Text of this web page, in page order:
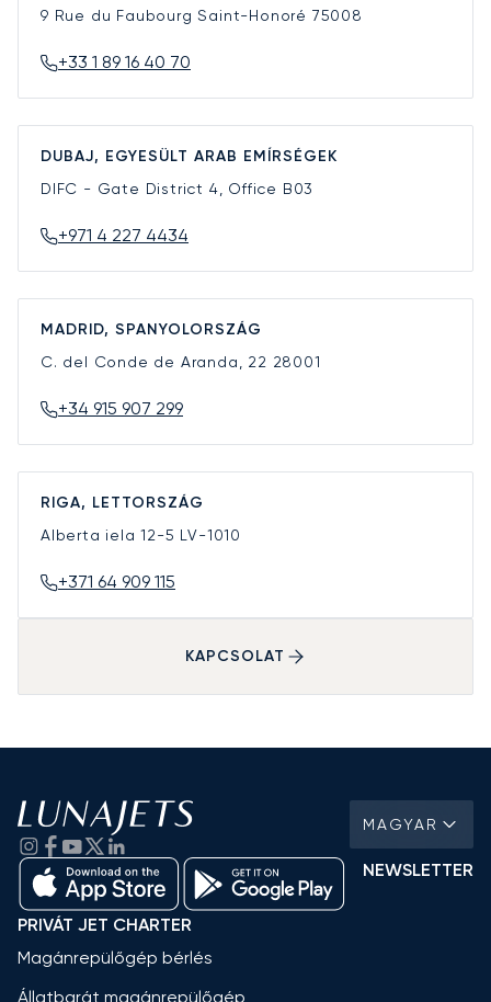
9 Rue du Faubourg Saint-Honoré 75008
+33 1 89 16 40 70
DUBAJ, EGYESÜLT ARAB EMÍRSÉGEK
DIFC - Gate District 4, Office B03
+971 4 227 4434
MADRID, SPANYOLORSZÁG
C. del Conde de Aranda, 22 28001
+34 915 907 299
RIGA, LETTORSZÁG
Alberta iela 12-5 LV-1010
+371 64 909 115
KAPCSOLAT
MAGYAR
NEWSLETTER
PRIVÁT JET CHARTER
Magánrepülőgép bérlés
Állatbarát magánrepülőgép